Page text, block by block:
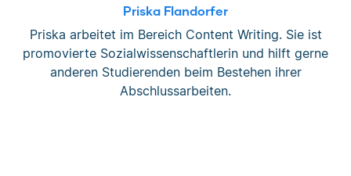
Priska Flandorfer
Priska arbeitet im Bereich Content Writing. Sie ist
promovierte Sozialwissenschaftlerin und hilft gerne
anderen Studierenden beim Bestehen ihrer
Abschlussarbeiten.